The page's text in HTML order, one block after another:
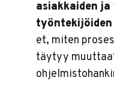
asiakkaiden
et, miten
täytyy